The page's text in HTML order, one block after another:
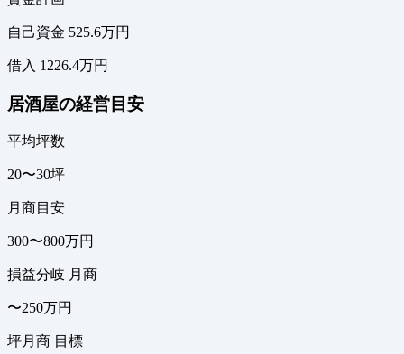
自己資金 525.6万円
借入 1226.4万円
居酒屋の経営目安
平均坪数
20〜30坪
月商目安
300〜800万円
損益分岐 月商
〜250万円
坪月商 目標